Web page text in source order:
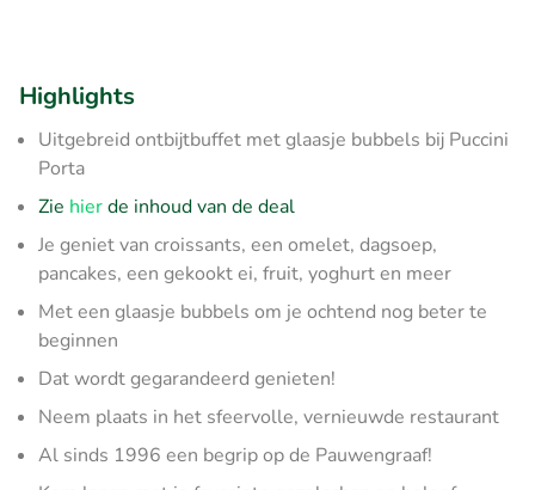
Highlights
Uitgebreid ontbijtbuffet met glaasje bubbels bij Puccini
Porta
Zie hierde inhoud van de deal
Je geniet van croissants, een omelet, dagsoep,
pancakes, een gekookt ei, fruit, yoghurt en meer
Met een glaasje bubbels om je ochtend nog beter te
beginnen
Dat wordt gegarandeerd genieten!
Neem plaats in het sfeervolle, vernieuwde restaurant
Al sinds 1996 een begrip op de Pauwengraaf!